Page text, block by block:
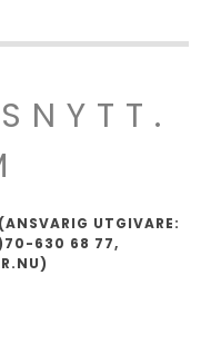
UTGIVARE:
630 68 77,